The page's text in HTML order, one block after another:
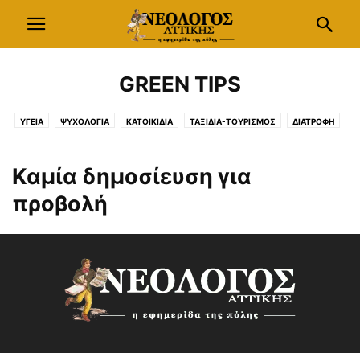
GREEN TIPS
ΥΓΕΙΑ ΨΥΧΟΛΟΓΙΑ ΚΑΤΟΙΚΙΔΙΑ ΤΑΞΙΔΙΑ-ΤΟΥΡΙΣΜΟΣ ΔΙΑΤΡΟΦΗ
Καμία δημοσίευση για
προβολή